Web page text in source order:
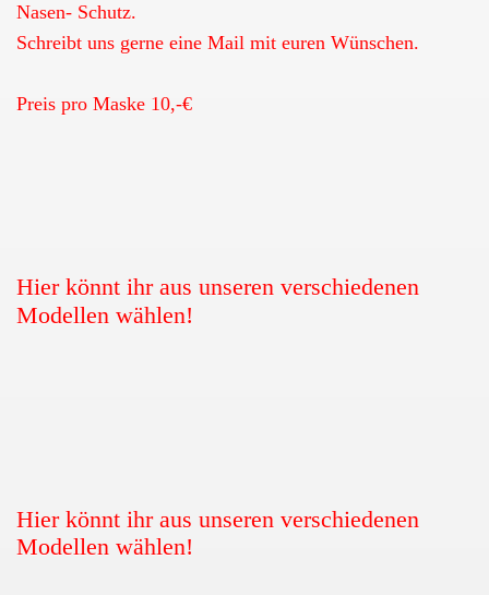
Nasen- Schutz.
Schreibt uns gerne eine Mail mit euren Wünschen.
Preis pro Maske 10,-€
Hier könnt ihr aus unseren verschiedenen
Modellen wählen!
Hier könnt ihr aus unseren verschiedenen
Modellen wählen!